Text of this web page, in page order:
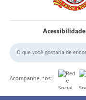
Acessibilidade
Acompanhe-nos: